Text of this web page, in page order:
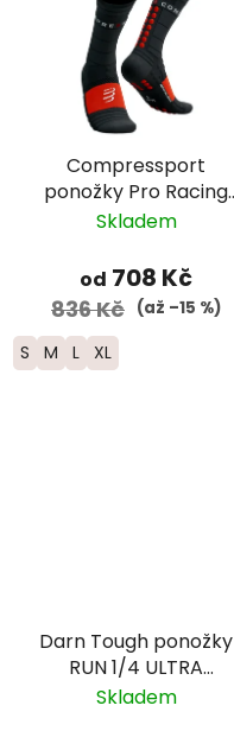
Compressport
ponožky Pro Racing
Winter Run - černá
Skladem
od 708 Kč
836 Kč (až –15 %)
S M L XL
Darn Tough ponožky
RUN 1/4 ULTRA
Lightweight s
Skladem